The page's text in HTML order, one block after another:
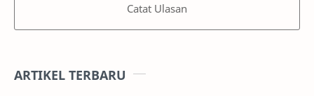
Catat Ulasan
ARTIKEL TERBARU